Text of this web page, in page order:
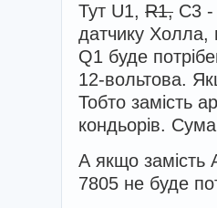
Тут U1, R1, C3
датчику Холла,
Q1 буде
12-вольтова.
Тобто замість
кондьорів.
А якщо замість
7805 не буде